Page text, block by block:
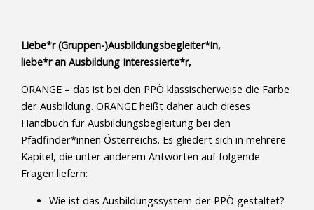
Liebe*r (Gruppen-)Ausbildungsbegleiter*in,
liebe*r an Ausbildung Interessierte*r,
ORANGE – das ist bei den PPÖ klassischerweise die Farbe
der Ausbildung. ORANGE heißt daher auch dieses
Handbuch für Ausbildungsbegleitung bei den
Pfadfinder*innen Österreichs. Es gliedert sich in mehrere
Kapitel, die unter anderem Antworten auf folgende
Fragen liefern:
Wie ist das Ausbildungssystem der PPÖ gestaltet?